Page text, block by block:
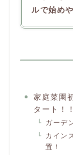
ルで始め
家庭菜園
タート！
ガーデ
カイン
置！